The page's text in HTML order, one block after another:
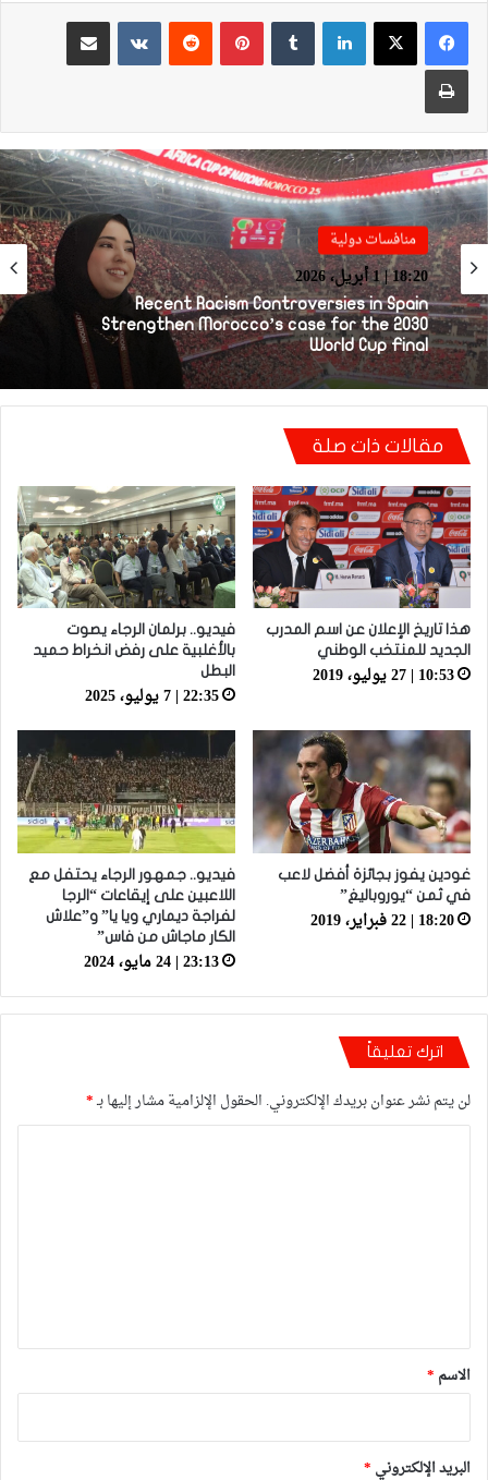
لينكدإن بينتيريست
مشاركة عبر البريد
طباعة
منافسات دولية
18:20 | 1 أبريل، 2026
Strengthen Morocco’s case for the 2030
World Cup Final
منافسات دولية
14:38 | 1 أبريل، 2026
يامال: أنا مسلم وأرفض تحويل ديني إلى أداة
للسخرية في الملاعب
مقالات ذات صلة
هذا تاريخ الإعلان عن اسم المدرب
الجديد للمنتخب الوطني
10:53 | 27 يوليو، 2019
فيديو.. برلمان الرجاء يصوت
بالأغلبية على رفض انخراط حميد
البطل
22:35 | 7 يوليو، 2025
غودين يفوز بجائزة أفضل لاعب
في ثمن “يوروباليغ”
18:20 | 22 فبراير، 2019
فيديو.. جمهور الرجاء يحتفل مع
اللاعبين على إيقاعات “الرجا
لفراجة ديماري ويا يا” و”علاش
الكار ماجاش من فاس”
23:13 | 24 مايو، 2024
اترك تعليقاً
لن يتم نشر عنوان بريدك الإلكتروني. الحقول الإلزامية مشار إليها بـ*
*
الاسم *
البريد الإلكتروني *